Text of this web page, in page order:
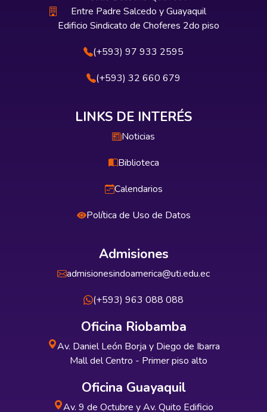
Entre Padre Salcedo y Guayaquil
Edificio Sindicato de Choferes 2do piso
(+593) 97 933 2595
(+593) 32 660 679
LINKS DE INTERÉS
Noticias
Biblioteca
Calendarios
Política de Uso de Datos
Admisiones
admisionesindoamerica@uti.edu.ec
(+593) 963 088 088
Oficina Riobamba
Av. Daniel León Borja y Diego de Ibarra
Mall del Centro - Primer piso alto
Oficina Guayaquil
Av. 9 de Octubre y Av. Quito Edificio